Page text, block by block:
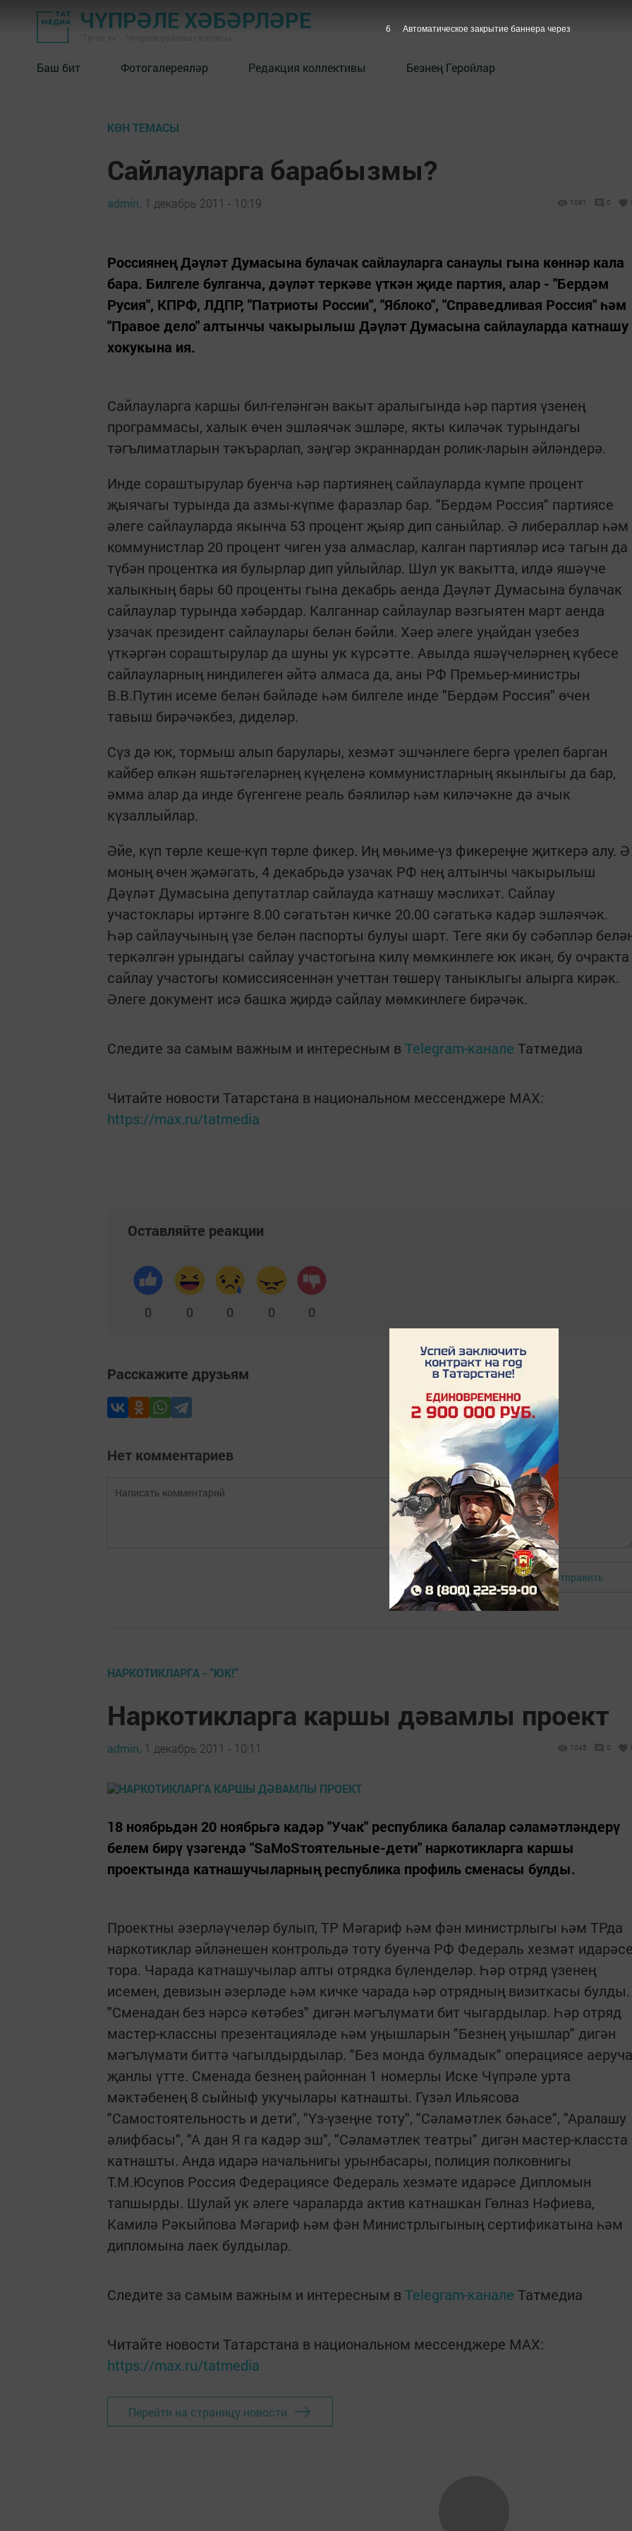
ЧҮПРӘЛЕ ХӘБӘРЛӘРЕ
Баш бит Фотогалереяләр Редакция коллективы Безнең Геройлар
КӨН ТЕМАСЫ
Сайлауларга барабызмы?
admin, 1 декабрь 2011 - 10:19 1081 0
Россиянең Дәүләт Думасына булачак сайлауларга санаулы гына көннәр кала
бара. Билгеле булганча, дәүләт теркәве үткән җиде партия, алар - "Бердәм
Русия", КПРФ, ЛДПР, "Патриоты России", "Яблоко", "Справедливая Россия" һәм
"Правое дело" алтынчы чакырылыш Дәүләт Думасына сайлауларда катнашу
хокукына ия.
Сайлауларга каршы бил-геләнгән вакыт аралыгында һәр партия үзенең
программасы, халык өчен эшләячәк эшләре, якты киләчәк турындагы
тәгълиматларын тәкърарлап, зәңгәр экраннардан ролик-ларын әйләндерә.
Инде сораштырулар буенча һәр партиянең сайлауларда күмпе процент
җыячагы турында да азмы-күпме фаразлар бар. "Бердәм Россия" партиясе
әлеге сайлауларда якынча 53 процент җыяр дип саныйлар. Ә либераллар һәм
коммунистлар 20 процент чиген уза алмаслар, калган партияләр исә тагын да
түбән процентка ия булырлар дип уйлыйлар. Шул ук вакытта, илдә яшәүче
халыкның бары 60 проценты гына декабрь аенда Дәүләт Думасына булачак
сайлаулар турында хәбәрдар. Калганнар сайлаулар вәзгыятен март аенда
узачак президент сайлаулары белән бәйли. Хәер әлеге уңайдан үзебез
үткәргән сораштырулар да шуны ук күрсәтте. Авылда яшәүчеләрнең күбесе
сайлауларның ниндилеген әйтә алмаса да, аны РФ Премьер-министры
В.В.Путин исеме белән бәйләде һәм билгеле инде "Бердәм Россия" өчен
тавыш бирәчәкбез, диделәр.
Сүз дә юк, тормыш алып барулары, хезмәт эшчәнлеге бергә үрелеп барган
кайбер өлкән яшьтәгеләрнең күңеленә коммунистларның якынлыгы да бар,
әмма алар да инде бүгенгене реаль бәялиләр һәм киләчәкне дә ачык
күзаллыйлар.
Әйе, күп төрле кеше-күп төрле фикер. Иң мөһиме-үз фикереңне җиткерә алу. Ә
моның өчен җәмәгать, 4 декабрьдә узачак РФ нең алтынчы чакырылыш
Дәүләт Думасына депутатлар сайлауда катнашу мәслихәт. Сайлау
участоклары иртәнге 8.00 сәгатьтән кичке 20.00 сәгатькә кадәр эшләячәк.
Һәр сайлаучының үзе белән паспорты булуы шарт. Теге яки бу сәбәпләр
теркәлгән урындагы сайлау участогына килү мөмкинлеге юк икән, бу очракта
сайлау участогы комиссиясеннән учеттан төшерү таныклыгы алырга кирәк.
Әлеге документ исә башка җирдә сайлау мөмкинлеге бирәчәк.
Следите за самым важным и интересным в Telegram-канале Татмедиа
Читайте новости Татарстана в национальном мессенджере MАХ:
https://max.ru/tatmedia
Оставляйте реакции
0 0 0 0 0
Расскажите друзьям
Нет комментариев
Авторизоваться Отправить
НАРКОТИКЛАРГА - “ЮК!”
Наркотикларга каршы дәвамлы проект
admin, 1 декабрь 2011 - 10:11 1045 0
18 ноябрьдән 20 ноябрьгә кадәр "Учак" республика балалар сәламәтләндерү
белем бирү үзәгендә "SаMоSтоятельные-дети" наркотикларга каршы
проектында катнашучыларның республика профиль сменасы булды.
Проектны әзерләүчеләр булып, ТР Мәгариф һәм фән министрлыгы һәм ТРда
наркотиклар әйләнешен контрольдә тоту буенча РФ Федераль хезмәт
тора. Чарада катнашучылар алты отрядка бүленделәр. Һәр отряд үзенең
исемен, девизын әзерләде һәм кичке чарада һәр отрядның визиткасы булды.
"Сменадан без нәрсә көтәбез" дигән мәгълүмати бит чыгардылар. Һәр отряд
мастер-классны презентацияләде һәм уңышларын "Безнең уңышлар" дигән
мәгълүмати биттә чагылдырдылар. "Без монда булмадык" операциясе аеруча
җанлы үтте. Сменада безнең районнан 1 номерлы Иске Чүпрәле урта
мәктәбенең 8 сыйныф укучылары катнашты. Гүзәл Ильясова
"Самостоятельность и дети", "Үз-үзеңне тоту", "Сәламәтлек бәһасе", "Аралашу
әлифбасы", "А дан Я га кадәр эш", "Сәламәтлек театры" дигән мастер-класста
катнашты. Анда идарә начальнигы урынбасары, полиция полковнигы
Т.М.Юсупов Россия Федерациясе Федераль хезмәте идарәсе Дипломын
тапшырды. Шулай ук әлеге чараларда актив катнашкан Гөлназ Нәфиева,
Камилә Рәкыйпова Мәгариф һәм фән Министрлыгының сертификатына һәм
дипломына лаек булдылар.
Следите за самым важным и интересным в Telegram-канале Татмедиа
Читайте новости Татарстана в национальном мессенджере MАХ:
https://max.ru/tatmedia
Перейти на страницу новости
5 Автоматическое закрытие баннера через